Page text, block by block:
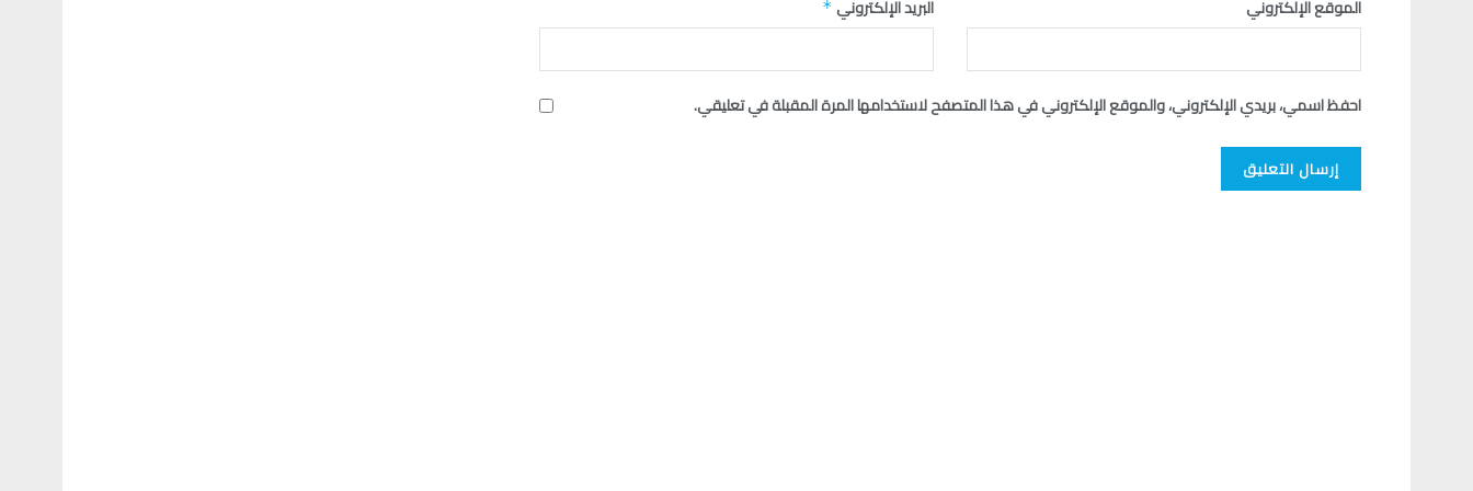
البريد الإلكتروني * الموقع الإلكتروني
احفظ اسمي، بريدي الإلكتروني، والموقع الإلكتروني في هذا المتصفح لاستخدامها المرة المقبلة في تعليقي.